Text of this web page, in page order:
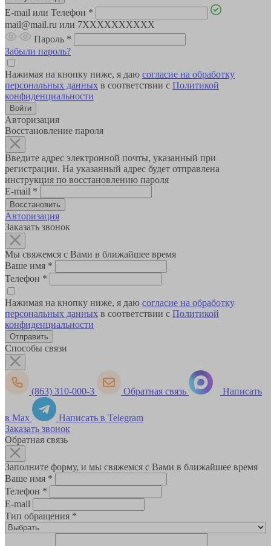
E-mail или Телефон *
mail@mail.ru или 7XXXXXXXXXX
Пароль *
Забыли пароль?
Нажимая на кнопку ниже, я даю согласие на обработку
персональных данных в соответствии с Политикой
конфиденциальности
Авторизация
Восстановление пароля
Введите адрес электронной почты, указанный при
регистрации. На указанный адрес будет отправлена
инструкция по восстановлению пароля
E-mail *
Авторизация
Заказать звонок
Мы свяжемся с Вами в ближайшее время
Ваше имя *
Телефон *
Нажимая на кнопку ниже, я даю согласие на обработку
персональных данных в соответствии с Политикой
конфиденциальности
Способы связи
(863) 310-000-3 Обратная связь Написать
в Max
Написать в Telegram
Заказать звонок
Обратная связь
Заполните форму, и мы свяжемся с Вами в ближайшее время
Ваше имя *
Телефон *
E-mail
Тип обращения *